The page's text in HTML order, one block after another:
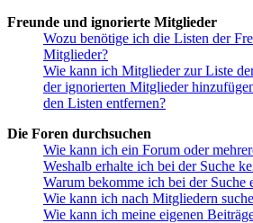
Freunde und ignorierte Mitglieder
Wozu benötige ich die Listen der
Mitglieder?
Wie kann ich Mitglieder zur Liste
der ignorierten Mitglieder
den Listen entfernen?
Die Foren durchsuchen
Wie kann ich ein Forum oder
Weshalb erhalte ich bei der Suche
Warum bekomme ich bei der Suche
Wie kann ich nach Mitgliedern
Wie kann ich meine eigenen